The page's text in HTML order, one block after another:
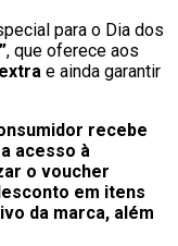
para o Dia dos
, que oferece aos
e ainda garantir
recebe
acesso à
o voucher
em itens
da marca, além